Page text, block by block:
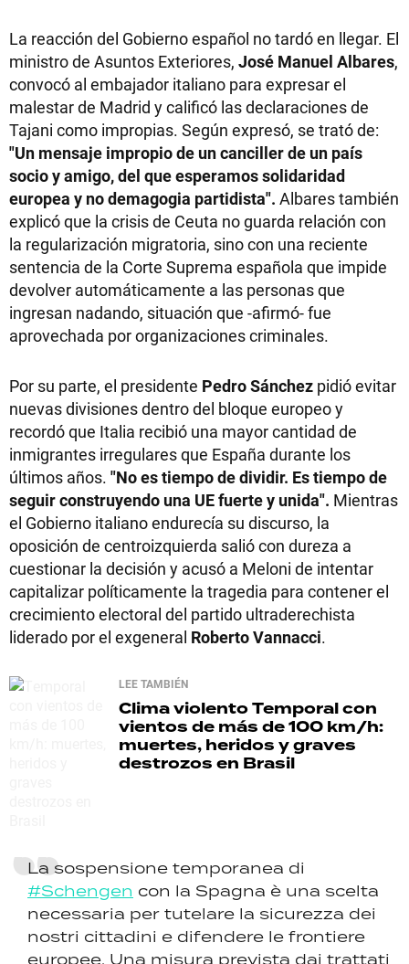
La reacción del Gobierno español no tardó en llegar. El
ministro de Asuntos Exteriores, José Manuel Albares,
convocó al embajador italiano para expresar el
malestar de Madrid y calificó las declaraciones de
Tajani como impropias. Según expresó, se trató de:
"Un mensaje impropio de un canciller de un país
socio y amigo, del que esperamos solidaridad
europea y no demagogia partidista". Albares también
explicó que la crisis de Ceuta no guarda relación con
la regularización migratoria, sino con una reciente
sentencia de la Corte Suprema española que impide
devolver automáticamente a las personas que
ingresan nadando, situación que -afirmó- fue
aprovechada por organizaciones criminales.
Por su parte, el presidente Pedro Sánchez pidió evitar
nuevas divisiones dentro del bloque europeo y
recordó que Italia recibió una mayor cantidad de
inmigrantes irregulares que España durante los
últimos años. "No es tiempo de dividir. Es tiempo de
seguir construyendo una UE fuerte y unida". Mientras
el Gobierno italiano endurecía su discurso, la
oposición de centroizquierda salió con dureza a
cuestionar la decisión y acusó a Meloni de intentar
capitalizar políticamente la tragedia para contener el
crecimiento electoral del partido ultraderechista
liderado por el exgeneral Roberto Vannacci.
LEE TAMBIÉN
Clima violentoTemporal con
vientos de más de 100 km/h:
muertes, heridos y graves
destrozos en Brasil
La sospensione temporanea di
#Schengen con la Spagna è una scelta
necessaria per tutelare la sicurezza dei
nostri cittadini e difendere le frontiere
europee. Una misura prevista dai trattati